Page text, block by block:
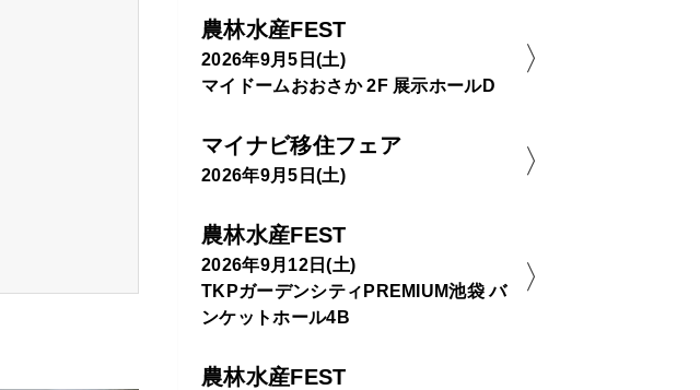
農林水産FEST
2026年9月5日(土)
マイドームおおさか 2F 展示ホールD
マイナビ移住フェア
2026年9月5日(土)
農林水産FEST
2026年9月12日(土)
TKPガーデンシティPREMIUM池袋 バ
ンケットホール4B
農林水産FEST